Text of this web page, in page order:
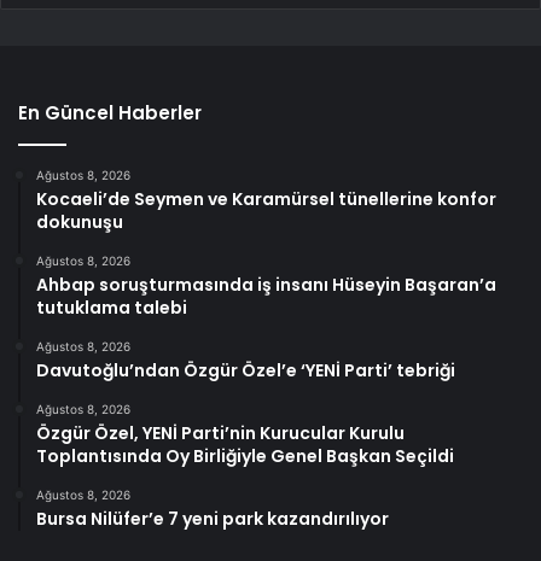
En Güncel Haberler
Ağustos 8, 2026
Kocaeli’de Seymen ve Karamürsel tünellerine konfor
dokunuşu
Ağustos 8, 2026
Ahbap soruşturmasında iş insanı Hüseyin Başaran’a
tutuklama talebi
Ağustos 8, 2026
Davutoğlu’ndan Özgür Özel’e ‘YENİ Parti’ tebriği
Ağustos 8, 2026
Özgür Özel, YENİ Parti’nin Kurucular Kurulu
Toplantısında Oy Birliğiyle Genel Başkan Seçildi
Ağustos 8, 2026
Bursa Nilüfer’e 7 yeni park kazandırılıyor